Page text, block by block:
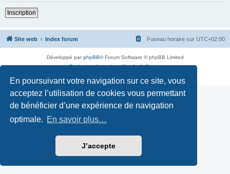
En poursuivant votre navigation sur ce site, vous
acceptez l’utilisation de cookies vous permettant
de bénéficier d’une expérience de navigation
optimale. En savoir plus…
J’accepte
Inscription
Site web Index forum Fuseau horaire sur UTC+02:00
Développé parphpBB® Forum Software © phpBB Limited
Traduction française officielle©Qiaeru